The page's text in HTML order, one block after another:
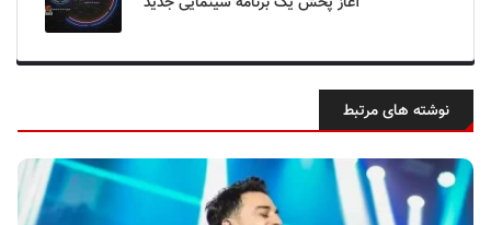
نوشته های مرتبط